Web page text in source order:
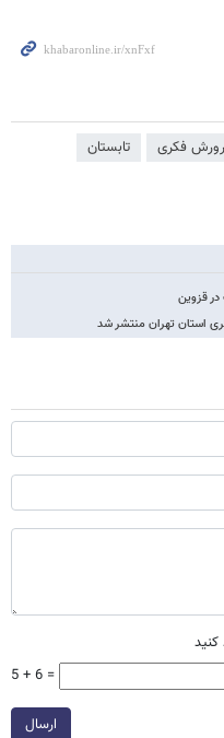
فکری
تابستان
قزوین
استان تهران منتشر شد
5 + 6 =
ارسال